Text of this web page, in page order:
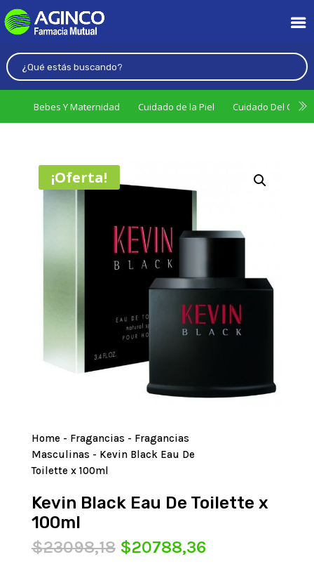
Bebes Y Maternidad Cuidado de la Piel Cuidado Del
¡Oferta!
Home - Fragancias - Fragancias
Masculinas - Kevin Black Eau De
Toilette x 100ml
Kevin Black Eau De Toilette x
100ml
$23098,18 El
$20788,36El